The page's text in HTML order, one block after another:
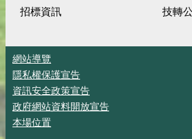
招標資訊 技轉
網站導覽
隱私權保護宣告
資訊安全政策宣告
政府網站資料開放宣告
本場位置